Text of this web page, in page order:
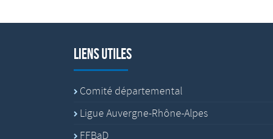
Liens utiles
Comité départemental
Ligue Auvergne-Rhône-Alpes
FFBaD